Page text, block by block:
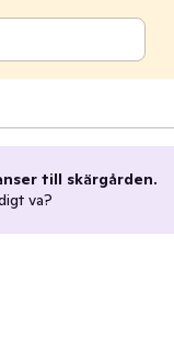
till skärgården.
va?